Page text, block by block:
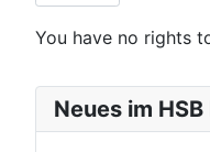
Neues im HSB
You have no rights